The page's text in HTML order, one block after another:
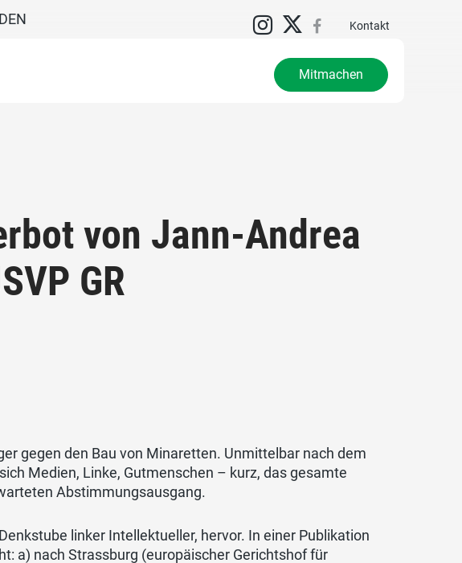
Kontakt
Mitmachen
von Jann-Andrea
GR
gegen den Bau von Minaretten. Unmittelbar nach dem
Medien, Linke, Gutmenschen – kurz, das gesamte
Abstimmungsausgang.
linker Intellektueller, hervor. In einer Publikation
a) nach Strassburg (europäischer Gerichtshof für